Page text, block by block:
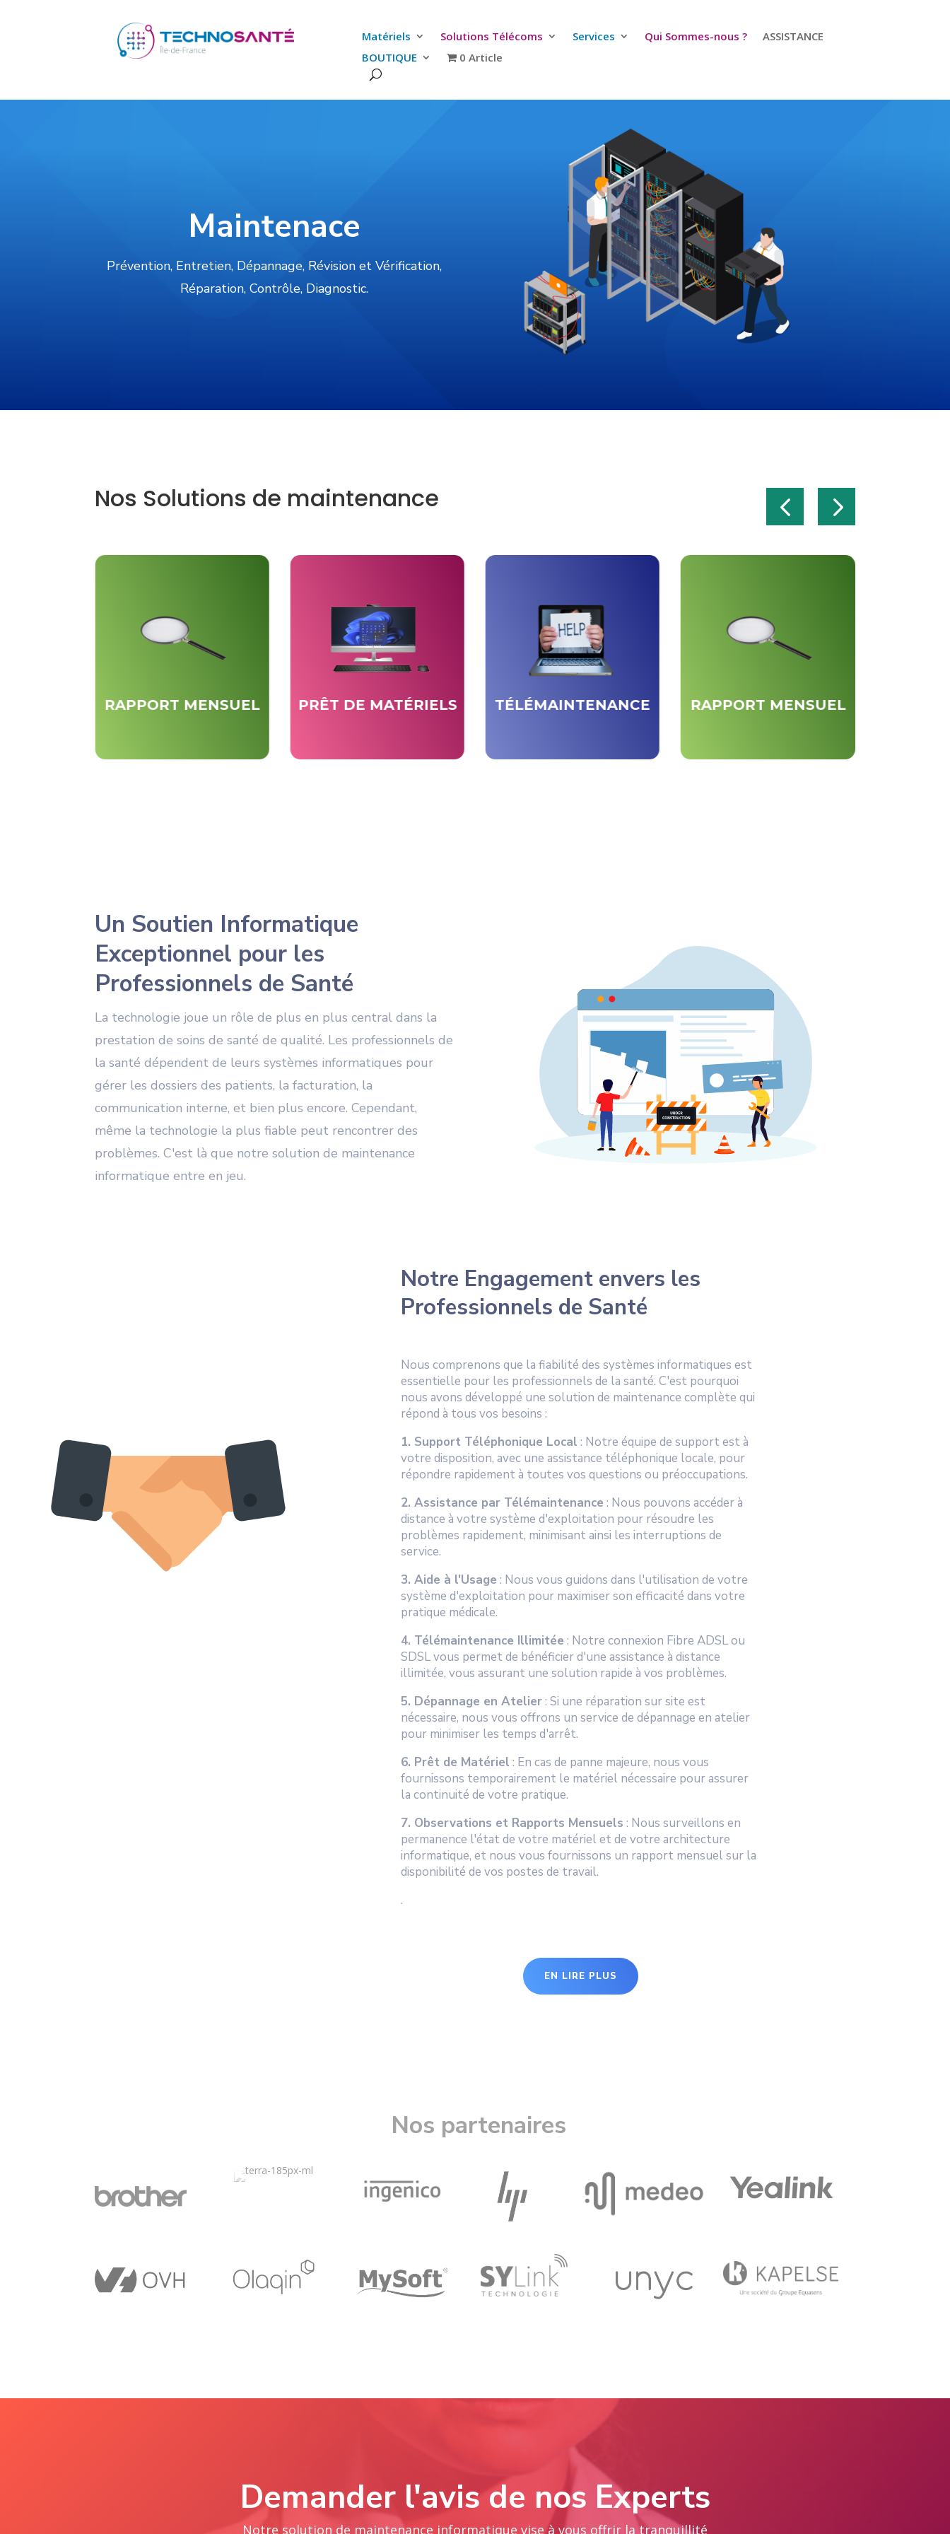
Matériels Solutions Télécoms Services Qui Sommes-nous ?
ASSISTANCE
BOUTIQUE
0 Article
Maintenace
Prévention, Entretien, Dépannage, Révision et Vérification,
Réparation,Contrôle, Diagnostic.
Nos Solutions de maintenance
RAPPORT MENSUEL PRÊT DE MATÉRIELS TÉLÉMAINTENANCE RAPPORT MENSUEL
Un Soutien Informatique
Exceptionnel pour les
Professionnels de Santé
La technologie joue un rôle de plus en plus central dans la
prestation de soins de santé de qualité. Les professionnels de
la santé dépendent de leurs systèmes informatiques pour
gérer les dossiers des patients, la facturation, la
communication interne, et bien plus encore. Cependant,
même la technologie la plus fiable peut rencontrer des
problèmes. C'est là que notre solution de maintenance
informatique entre en jeu.
Notre Engagement envers les
Professionnels de Santé
Nous comprenons que la fiabilité des systèmes informatiques est
essentielle pour les professionnels de la santé. C'est pourquoi
nous avons développé une solution de maintenance complète qui
répond à tous vos besoins :
1. Support Téléphonique Local : Notre équipe de support est à
votre disposition, avec une assistance téléphonique locale, pour
répondre rapidement à toutes vos questions ou préoccupations.
2. Assistance par Télémaintenance : Nous pouvons accéder à
distance à votre système d'exploitation pour résoudre les
problèmes rapidement, minimisant ainsi les interruptions de
service.
3. Aide à l'Usage : Nous vous guidons dans l'utilisation de votre
système d'exploitation pour maximiser son efficacité dans votre
pratique médicale.
4. Télémaintenance Illimitée : Notre connexion Fibre ADSL ou
SDSL vous permet de bénéficier d'une assistance à distance
illimitée, vous assurant une solution rapide à vos problèmes.
5. Dépannage en Atelier: Si une réparation sur site est
nécessaire, nous vous offrons un service de dépannage en atelier
pour minimiser les temps d'arrêt.
6. Prêt de Matériel : En cas de panne majeure, nous vous
fournissons temporairement le matériel nécessaire pour assurer
la continuité de votre pratique.
7. Observations et Rapports Mensuels : Nous surveillons en
permanence l'état de votre matériel et de votre architecture
informatique, et nous vous fournissons un rapport mensuel sur la
disponibilité de vos postes de travail.
.
EN LIRE PLUS
Nos partenaires
Demander l'avis de nos Experts
Notre solution de maintenance informatique vise à vous offrir la tranquillité